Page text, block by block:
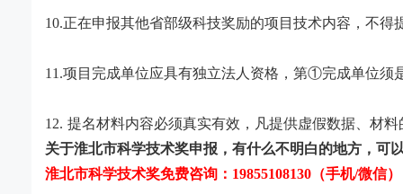
10.正在申报其他省部级科技奖励的项目技术内容，不得
11.项目完成单位应具有独立法人资格，第①完成单位须
12. 提名材料内容必须真实有效，凡提供虚假数据、材
关于淮北市科学技术奖申报，有什么不明白的地方，可
淮北市科学技术奖免费咨询： 19855108130（手机/微信）